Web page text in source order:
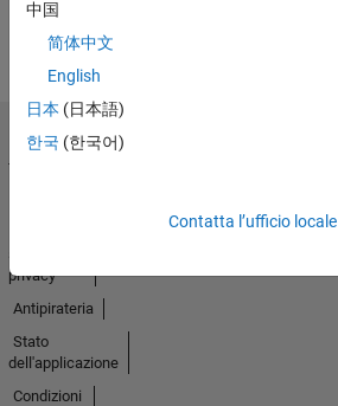
Guarda
Badge
中国
简体中文
English
日本 (日本語)
한국 (한국어)
Contatta l’ufficio locale
Centro di
fiducia
privacy
Antipirateria
Stato
dell'applicazione
Condizioni